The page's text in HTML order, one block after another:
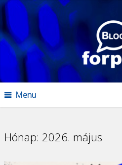
Menu
Hónap: 2026. május